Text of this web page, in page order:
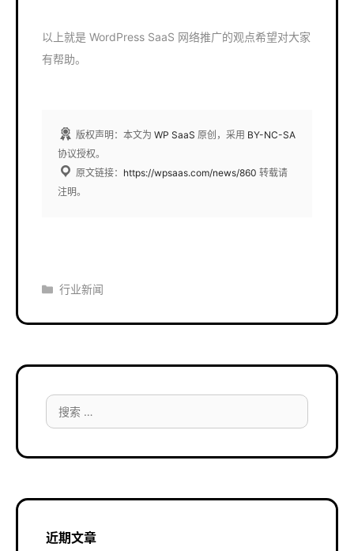
以上就是 WordPress SaaS 网络推广的观点希望对大家
有帮助。
版权声明：本文为 WP SaaS 原创，采用 BY-NC-SA
协议授权。
原文链接： https://wpsaas.com/news/860 转载请
注明。
分
行业新闻
搜
索：
近期文章